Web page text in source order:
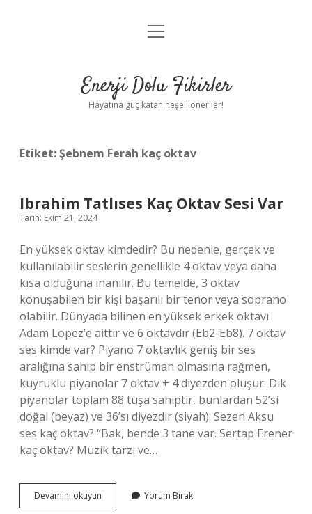
Anasayfa
Yasal Uyarı
menüyü
Enerji Dolu Fikirler
Hayatına güç katan neşeli öneriler!
Etiket:Şebnem Ferah kaç oktav
Ibrahim Tatlıses Kaç Oktav Sesi Var
Tarih: Ekim 21, 2024
En yüksek oktav kimdedir? Bu nedenle, gerçek ve
kullanılabilir seslerin genellikle 4 oktav veya daha
kısa olduğuna inanılır. Bu temelde, 3 oktav
konuşabilen bir kişi başarılı bir tenor veya soprano
olabilir. Dünyada bilinen en yüksek erkek oktavı
Adam Lopez’e aittir ve 6 oktavdır (Eb2-Eb8). 7 oktav
ses kimde var? Piyano 7 oktavlık geniş bir ses
aralığına sahip bir enstrüman olmasına rağmen,
kuyruklu piyanolar 7 oktav + 4 diyezden oluşur. Dik
piyanolar toplam 88 tuşa sahiptir, bunlardan 52’si
doğal (beyaz) ve 36’sı diyezdir (siyah). Sezen Aksu
ses kaç oktav? “Bak, bende 3 tane var. Sertap Erener
kaç oktav? Müzik tarzı ve…
Devamını okuyun
Tatlıses
Yorum Bırak